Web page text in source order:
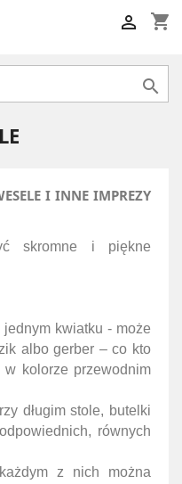
shopping_cart


I INNE IMPREZY
skromne i piękne
jednym kwiatku - może
albo gerber – co kto
kolorze przewodnim
długim stole, butelki
równych
z nich można